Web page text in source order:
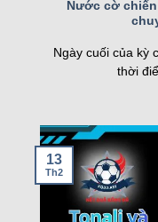
FT
nghiệp, kqbd
mình.
Các tính
Nước cờ
Ngày cuối của kỳ
thời
13
Th2